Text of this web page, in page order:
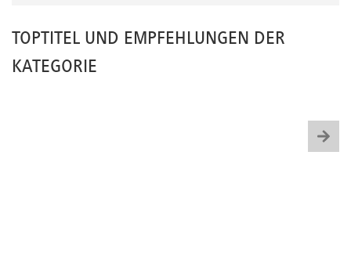
TOPTITEL UND EMPFEHLUNGEN DER
KATEGORIE